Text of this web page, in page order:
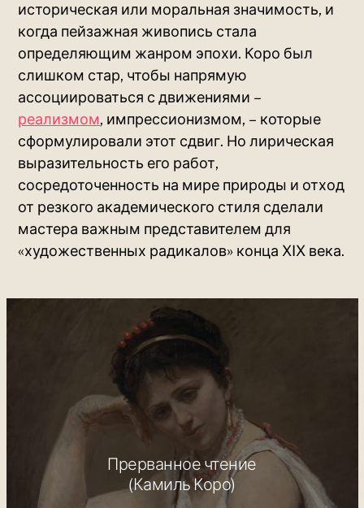
историческая или моральная значимость, и
когда пейзажная живопись стала
определяющим жанром эпохи. Коро был
слишком стар, чтобы напрямую
ассоциироваться с движениями –
реализмом, импрессионизмом, – которые
сформулировали этот сдвиг. Но лирическая
выразительность его работ,
сосредоточенность на мире природы и отход
от резкого академического стиля сделали
мастера важным представителем для
«художественных радикалов» конца XIX века.
Прерванное чтение
(Камиль Коро)